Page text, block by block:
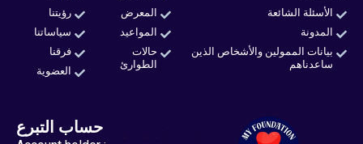
حساب التبرع
رؤيتنا
سياساتنا
فرقنا
العضوية
المعرض
المواعيد
حالات
الطوارئ
الأسئلة الشائعة
المدونة
بيانات الممولين والأشخاص الذين
ساعدناهم